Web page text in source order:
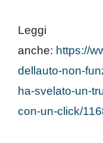
Leggi
anche: https://
dellauto-non-
ha-svelato-un-
con-un-click/